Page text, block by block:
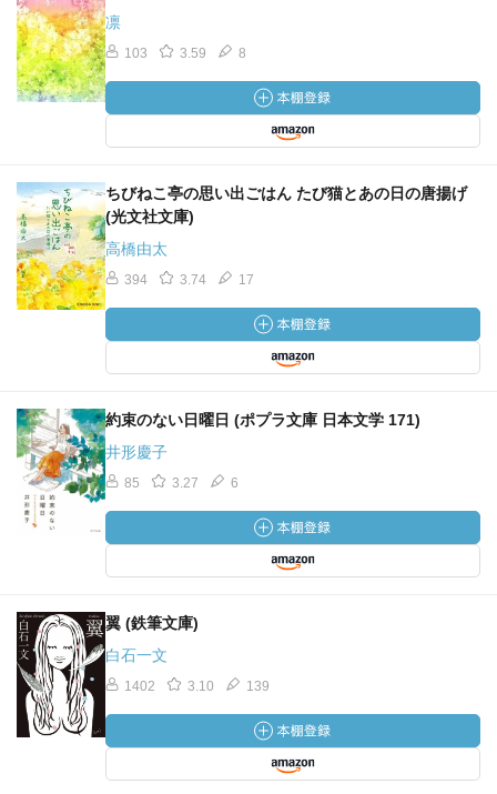
凛
103 3.59 8
ちびねこ亭の思い出ごはん たび猫とあの日の唐揚げ
(光文社文庫)
高橋由太
394 3.74 17
約束のない日曜日 (ポプラ文庫 日本文学 171)
井形慶子
85 3.27 6
翼 (鉄筆文庫)
白石一文
1402 3.10 139